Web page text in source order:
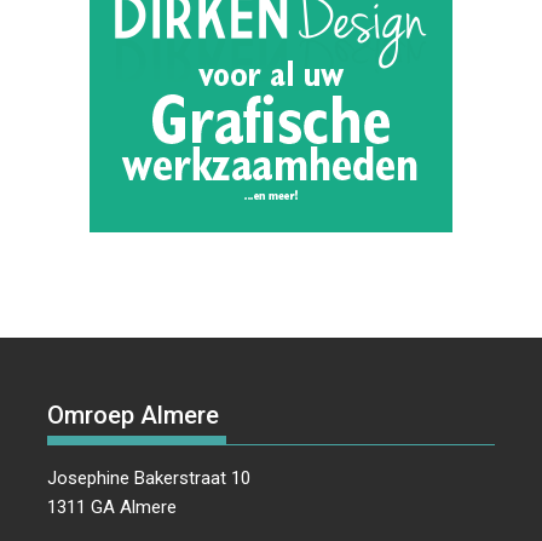
Omroep Almere
Josephine Bakerstraat 10
1311 GA Almere